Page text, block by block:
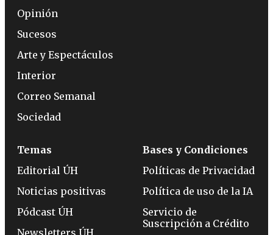
Opinión
Sucesos
Arte y Espectáculos
Interior
Correo Semanal
Sociedad
Temas
Editorial ÚH
Noticias positivas
Pódcast ÚH
Bases y Condiciones
Políticas de Privacidad
Política de uso de la IA
Servicio de
Suscripción a Crédito